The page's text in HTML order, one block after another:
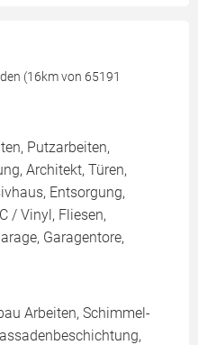
(16km von 65191
Putzarbeiten,
Architekt, Türen,
Entsorgung,
/ Vinyl, Fliesen,
Garagentore,
Arbeiten, Schimmel-